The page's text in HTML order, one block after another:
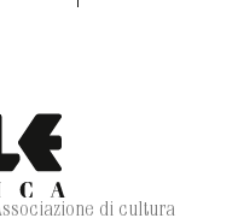
di cultura